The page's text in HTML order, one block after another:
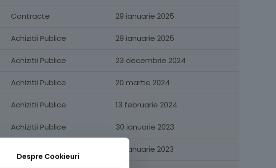
Contracte 29 ianuarie 2025
Achizitii Publice 29 ianuarie 2025
Achizitii Publice 23 decembrie 2024
Achizitii Publice 20 martie 2024
Achizitii Publice 13 februarie 2024
Achizitii Publice 30 ianuarie 2023
20 ianuarie 2023
Despre Cookieuri